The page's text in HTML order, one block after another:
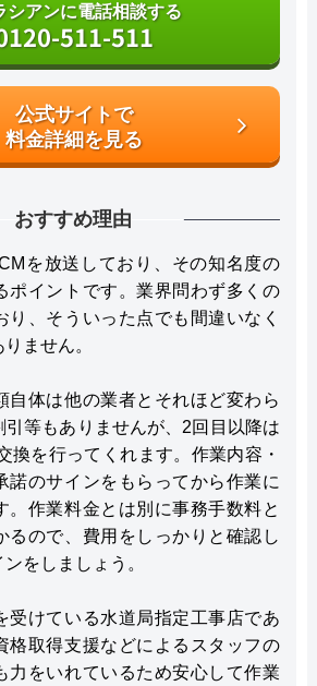
シアンに電話相談する
511-511
公式サイトで
料金詳細を見る
おすすめ理由
を放送しており、その知名度の
ポイントです。業界問わず多くの
り、そういった点でも間違いなく
ません。
自体は他の業者とそれほど変わら
引等もありませんが、2回目以降は
換を行ってくれます。作業内容・
諾のサインをもらってから作業に
。作業料金とは別に事務手数料と
るので、費用をしっかりと確認し
をしましょう。
受けている水道局指定工事店であ
格取得支援などによるスタッフの
力をいれているため安心して作業